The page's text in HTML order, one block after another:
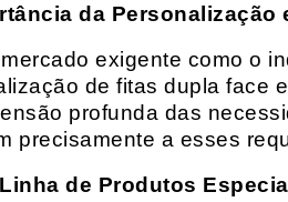
da
exigente como o
de fitas dupla face
profunda das
precisamente a esses
de Produtos